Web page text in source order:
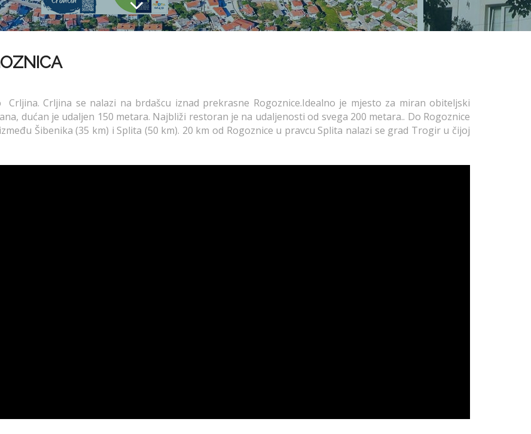
Crljina se nalazi na brdašcu iznad prekrasne Rogoznice.Idealno je mjesto za miran obiteljski
dućan je udaljen 150 metara. Najbliži restoran je na udaljenosti od svega 200 metara.. Do Rogoznice
Šibenika (35 km) i Splita (50 km). 20 km od Rogoznice u pravcu Splita nalazi se grad Trogir u čijoj